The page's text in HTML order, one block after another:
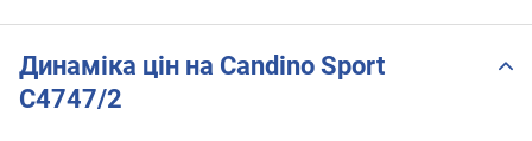
Динаміка цін на Candino Sport
C4747/2